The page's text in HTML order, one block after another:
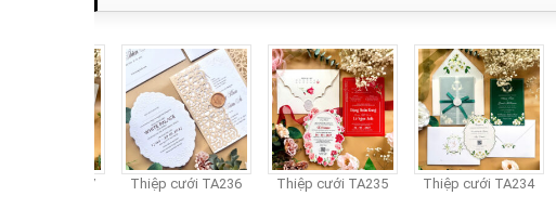
Thiệp cưới TA236 Thiệp cưới TA235 Thiệp cưới TA234